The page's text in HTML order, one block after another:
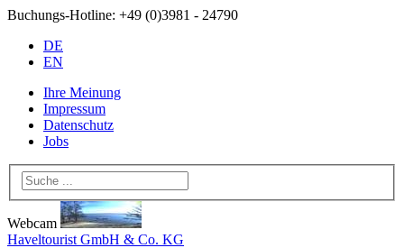
Buchungs-Hotline: +49 (0)3981 - 24790
DE
EN
Ihre Meinung
Impressum
Datenschutz
Jobs
Webcam
Haveltourist GmbH & Co. KG